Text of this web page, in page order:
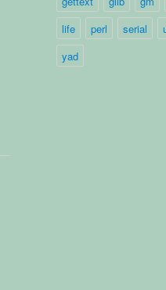
life
perl serial
yad